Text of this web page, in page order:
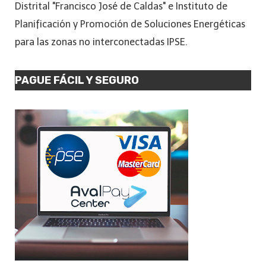
Distrital "Francisco José de Caldas" e Instituto de
Planificación y Promoción de Soluciones Energéticas
para las zonas no interconectadas IPSE.
PAGUE FÁCIL Y SEGURO